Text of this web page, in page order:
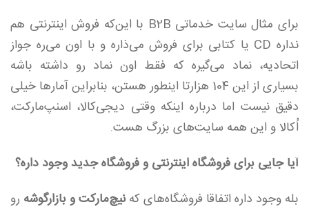
برای مثال سایت خدماتی B2B با‌ این‌که فروش اینترنتی‌ هم
نداره CD یا کتابی برای فروش می‌ذاره و با اون می‌ره جواز
اتحادیه، نماد می‌گیره که فقط اون نماد رو داشته باشه
بسیاری از این 104 هزارتا اینطور هستن، بنابراین آمار‌ها خیلی
دقیق نیست اما درباره اینکه وقتی دیجی‌کالا، اسنپ‌مارکت،
اُکالا و این‌ همه سایت‌های بزرگ هست.
آیا جایی برای فروشگاه اینترنتی و فروشگاه جدید وجود داره؟
بله وجود داره اتفاقا فروشگاه‌های کهنیچ‌مارکت و بازار‌گوشه رو